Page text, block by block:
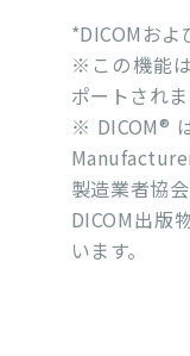
*DICOMおよ
※この機能
ポートされま
※DICOM®
製造業者協
DICOM出版
います。